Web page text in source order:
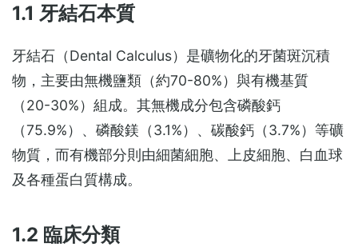
1.1 牙結石本質
牙結石（Dental Calculus）是礦物化的牙菌斑沉積
物，主要由無機鹽類（約70-80%）與有機基質
（20-30%）組成。其無機成分包含磷酸鈣
（75.9%）、磷酸鎂（3.1%）、碳酸鈣（3.7%）等礦
物質，而有機部分則由細菌細胞、上皮細胞、白血球
及各種蛋白質構成。
1.2 臨床分類